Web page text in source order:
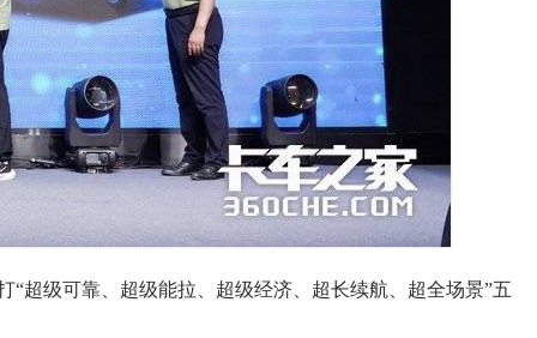
超级可靠、超级能拉、超级经济、超长续航、超全场景”五